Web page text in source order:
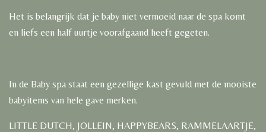
Het is belangrijk dat je baby niet vermoeid naar de spa komt
en liefs een half uurtje voorafgaand heeft gegeten.
In de Baby spa staat een gezellige kast gevuld met de mooiste
babyitems van hele gave merken.
LITTLE DUTCH, JOLLEIN, HAPPYBEARS, RAMMELAARTJE,